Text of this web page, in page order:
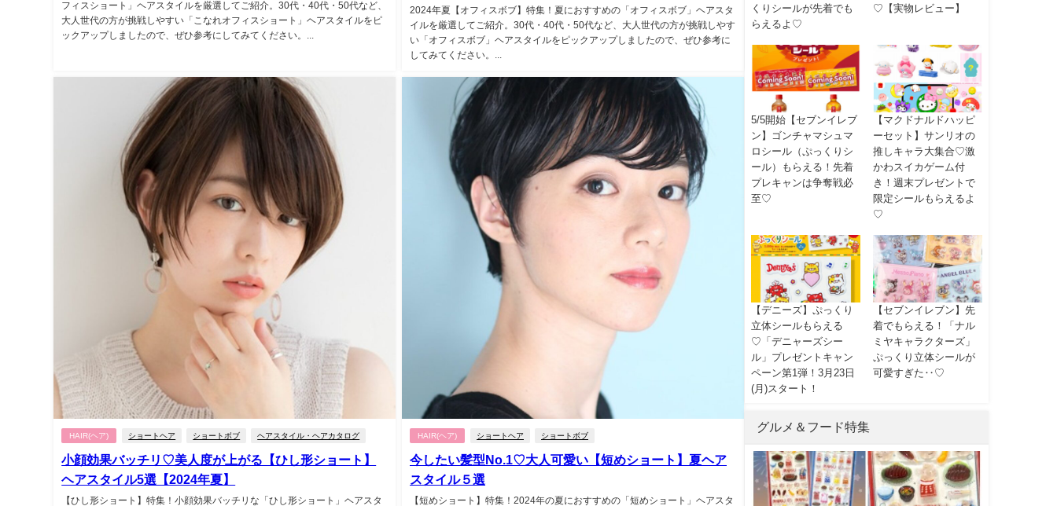
フィスショート」ヘアスタイルを厳選してご紹介。30代・40代・50代など、
大人世代の方が挑戦しやすい「こなれオフィスショート」ヘアスタイルをピ
ックアップしましたので、ぜひ参考にしてみてください。...
2024年夏【オフィスボブ】特集！夏におすすめの「オフィスボブ」ヘアスタ
イルを厳選してご紹介。30代・40代・50代など、大人世代の方が挑戦しやす
い「オフィスボブ」ヘアスタイルをピックアップしましたので、ぜひ参考に
してみてください。...
HAIR(ヘア) ショートヘア ショートボブ ヘアスタイル・ヘアカタログ
小顔効果バッチリ♡美人度が上がる【ひし形ショート】
ヘアスタイル5選【2024年夏】
【ひし形ショート】特集！小顔効果バッチリな「ひし形ショート」ヘアスタ
HAIR(ヘア) ショートヘア ショートボブ
今したい髪型No.1♡大人可愛い【短めショート】夏ヘア
スタイル５選
【短めショート】特集！2024年の夏におすすめの「短めショート」ヘアスタ
くりシールが先着でも
らえるよ♡
♡【実物レビュー】
5/5開始【セブンイレブ
ン】ゴンチャマシュマ
ロシール（ぷっくりシ
ール）もらえる！先着
プレキャンは争奪戦必
至♡
【マクドナルドハッピ
ーセット】サンリオの
推しキャラ大集合♡激
かわスイカゲーム付
き！週末プレゼントで
限定シールもらえるよ
♡
【デニーズ】ぷっくり
立体シールもらえる
♡「デニャーズシー
ル」プレゼントキャン
ペーン第1弾！3月23日
(月)スタート！
【セブンイレブン】先
着でもらえる！「ナル
ミヤキャラクターズ」
ぷっくり立体シールが
可愛すぎた‥♡
グルメ＆フード特集